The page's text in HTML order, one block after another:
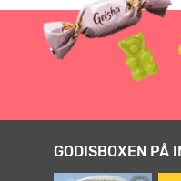
GODISBOXEN PÅ